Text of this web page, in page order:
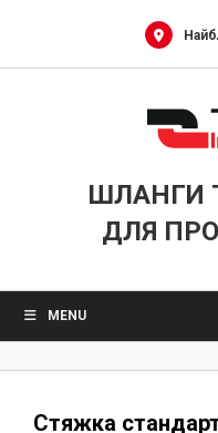
ШЛАНГИ
ДЛЯ
MENU
Стяжка